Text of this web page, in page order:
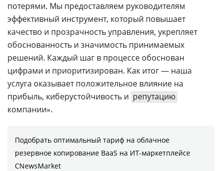
потерями. Мы предоставляем руководителям
эффективный инструмент, который повышает
качество и прозрачность управления, укрепляет
обоснованность и значимость принимаемых
решений. Каждый шаг в процессе обоснован
цифрами и приоритизирован. Как итог — наша
услуга оказывает положительное влияние на
прибыль, киберустойчивость и репутацию
компании».
Подобрать оптимальный тариф на облачное
резервное копирование BaaS на ИТ-маркетплейсе
CNewsMarket